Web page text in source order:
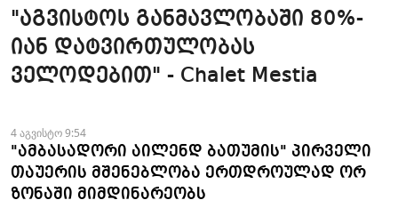
"აგვისტოს განმავლობაში 80%-
იან დატვირთულობას
ველოდებით" - Chalet Mestia
4 აგვისტო 9:54
"ამბასადორი აილენდ ბათუმის" პირველი
თაუერის მშენებლობა ერთდროულად ორ
ზონაში მიმდინარეობს